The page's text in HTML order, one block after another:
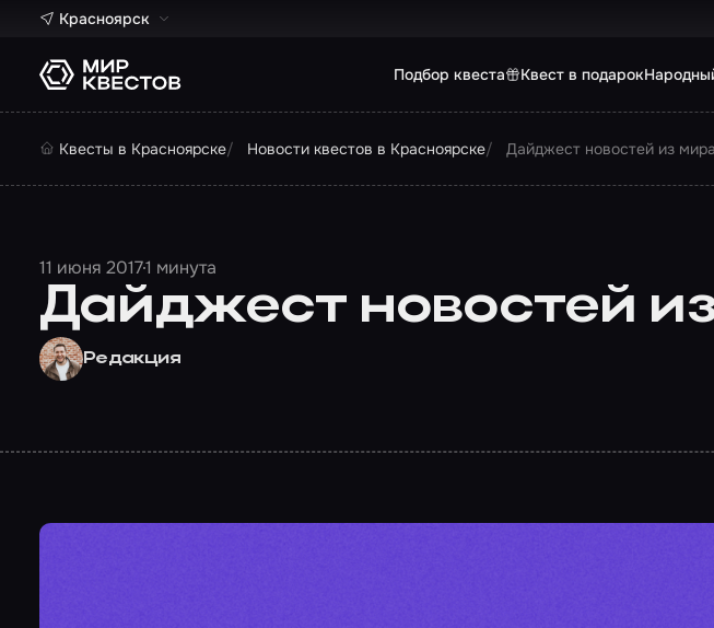
Красноярск
Подбор квеста Квест в подарок
Квесты в Красноярске Новости квестов в Красноярске Дайджест новостей из
11 июня 20171 минута
Дайджест новостей
Редакция